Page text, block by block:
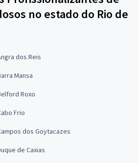
no estado do Rio de
dos Reis
Mansa
Roxo
Frio
dos Goytacazes
de Caxias